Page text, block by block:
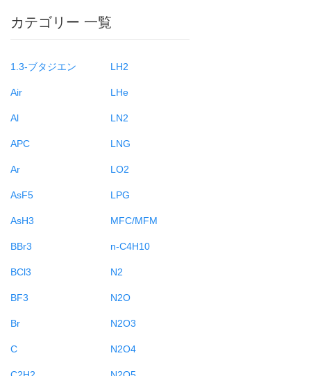
カテゴリー 一覧
1.3-ブタジエン
Air
Al
APC
Ar
AsF5
AsH3
BBr3
BCl3
BF3
Br
C
LH2
LHe
LN2
LNG
LO2
LPG
MFC/MFM
n-C4H10
N2
N2O
N2O3
N2O4